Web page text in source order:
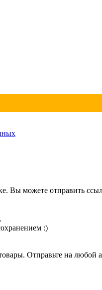
Вы можете отправить
:)
Отправьте на любой